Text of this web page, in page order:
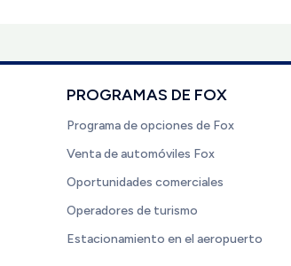
PROGRAMAS DE FOX
Programa de opciones de Fox
Venta de automóviles Fox
Oportunidades comerciales
Operadores de turismo
Estacionamiento en el aeropuerto